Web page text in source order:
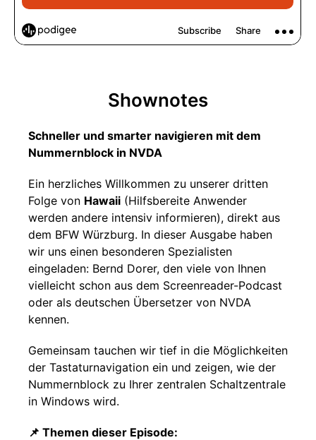
Shownotes
Schneller und smarter navigieren mit dem
Nummernblock in NVDA
Ein herzliches Willkommen zu unserer dritten
Folge von Hawaii (Hilfsbereite Anwender
werden andere intensiv informieren), direkt aus
dem BFW Würzburg. In dieser Ausgabe haben
wir uns einen besonderen Spezialisten
eingeladen: Bernd Dorer, den viele von Ihnen
vielleicht schon aus dem Screenreader-Podcast
oder als deutschen Übersetzer von NVDA
kennen.
Gemeinsam tauchen wir tief in die Möglichkeiten
der Tastaturnavigation ein und zeigen, wie der
Nummernblock zu Ihrer zentralen Schaltzentrale
in Windows wird.
📌 Themen dieser Episode: